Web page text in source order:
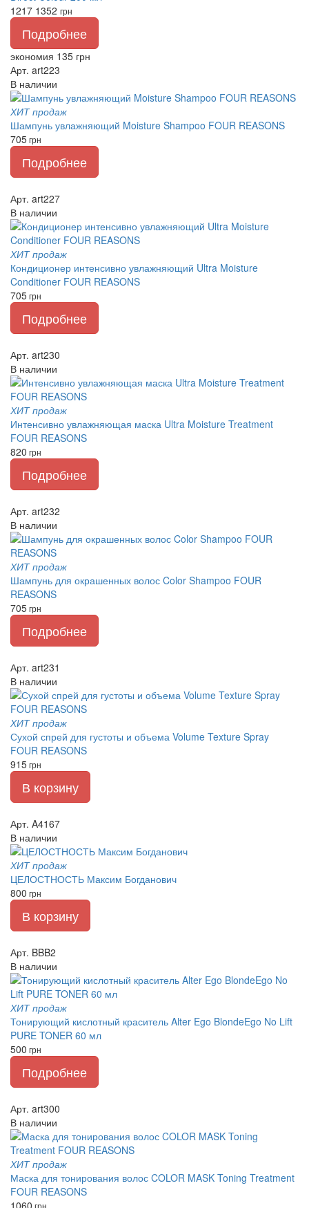
1217 1352 грн
Подробнее
экономия 135 грн
Арт. art223
В наличии
ХИТ продаж
Шампунь увлажняющий Moisture Shampoo FOUR REASONS
705грн
Подробнее
Арт. art227
В наличии
ХИТ продаж
Кондиционер интенсивно увлажняющий Ultra Moisture
Conditioner FOUR REASONS
705грн
Подробнее
Арт. art230
В наличии
ХИТ продаж
Интенсивно увлажняющая маска Ultra Moisture Treatment
FOUR REASONS
820 грн
Подробнее
Арт. art232
В наличии
ХИТ продаж
Шампунь для окрашенных волос Color Shampoo FOUR
REASONS
705грн
Подробнее
Арт. art231
В наличии
ХИТ продаж
Сухой спрей для густоты и объема Volume Texture Spray
FOUR REASONS
915грн
В корзину
Арт. A4167
В наличии
ХИТ продаж
ЦЕЛОСТНОСТЬ Максим Богданович
800 грн
В корзину
Арт. BBB2
В наличии
ХИТ продаж
Тонирующий кислотный краситель Alter Ego BlondeEgo No Lift
PURE TONER 60 мл
500 грн
Подробнее
Арт. art300
В наличии
ХИТ продаж
Маска для тонирования волос COLOR MASK Toning Treatment
FOUR REASONS